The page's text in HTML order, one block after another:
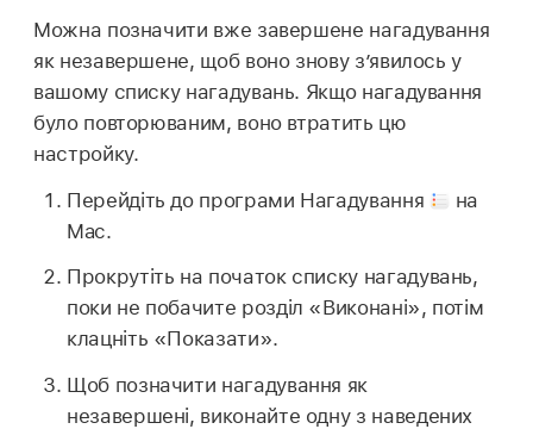
Можна позначити вже завершене нагадування
як незавершене, щоб воно знову з’явилось у
вашому списку нагадувань. Якщо нагадування
було повторюваним, воно втратить цю
настройку.
Перейдіть до програми Нагадування
на
Mac.
Прокрутіть на початок списку нагадувань,
поки не побачите розділ «Виконані», потім
клацніть «Показати».
Щоб позначити нагадування як
незавершені, виконайте одну з наведених